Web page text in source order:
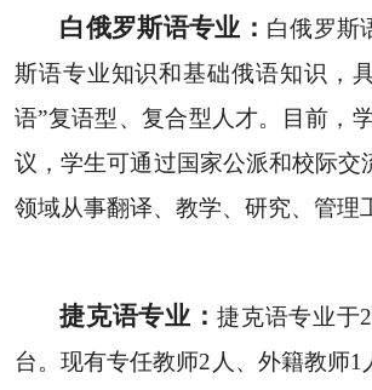
白俄罗斯语专业： 白俄罗斯
斯语专业知识和基础俄语知识，
语”复语型、复合型人才。目前，
议，学生可通过国家公派和校际
领域从事翻译、教学、研究、管理
捷克语专业：捷克语专业于
台。现有专任教师2人、外籍教师